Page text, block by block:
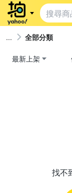
全部分類
最新上架
找不